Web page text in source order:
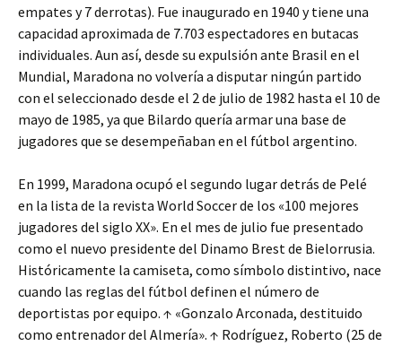
empates y 7 derrotas). Fue inaugurado en 1940 y tiene una
capacidad aproximada de 7.703 espectadores en butacas
individuales. Aun así, desde su expulsión ante Brasil en el
Mundial, Maradona no volvería a disputar ningún partido
con el seleccionado desde el 2 de julio de 1982 hasta el 10 de
mayo de 1985, ya que Bilardo quería armar una base de
jugadores que se desempeñaban en el fútbol argentino.
En 1999, Maradona ocupó el segundo lugar detrás de Pelé
en la lista de la revista World Soccer de los «100 mejores
jugadores del siglo XX». En el mes de julio fue presentado
como el nuevo presidente del Dinamo Brest de Bielorrusia.
Históricamente la camiseta, como símbolo distintivo, nace
cuando las reglas del fútbol definen el número de
deportistas por equipo. ↑ «Gonzalo Arconada, destituido
como entrenador del Almería». ↑ Rodríguez, Roberto (25 de